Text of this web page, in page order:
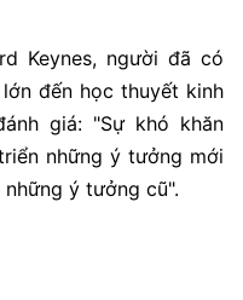
Keynes, người đã có
đến học thuyết kinh
giá: "Sự khó khăn
những ý tưởng mới
ý tưởng cũ".